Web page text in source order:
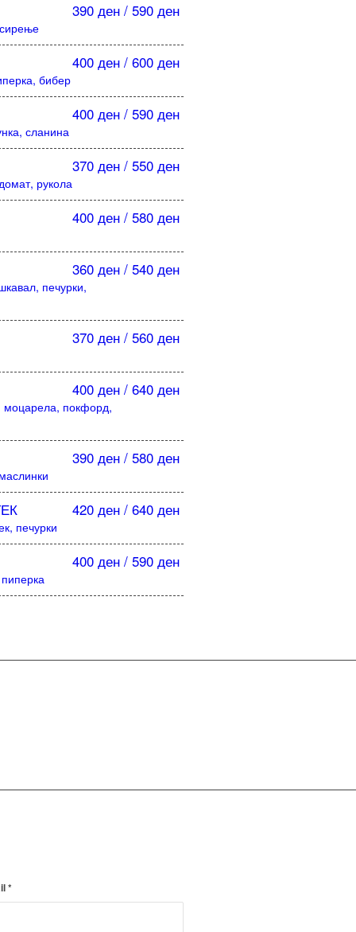
390 ден / 590 ден
400 ден / 600 ден
бибер
400 ден / 590 ден
сланина
370 ден / 550 ден
рукола
400 ден / 580 ден
360 ден / 540 ден
печурки,
370 ден / 560 ден
400 ден / 640 ден
моцарела, покфорд,
390 ден / 580 ден
420 ден / 640 ден
печурки
400 ден / 590 ден
*